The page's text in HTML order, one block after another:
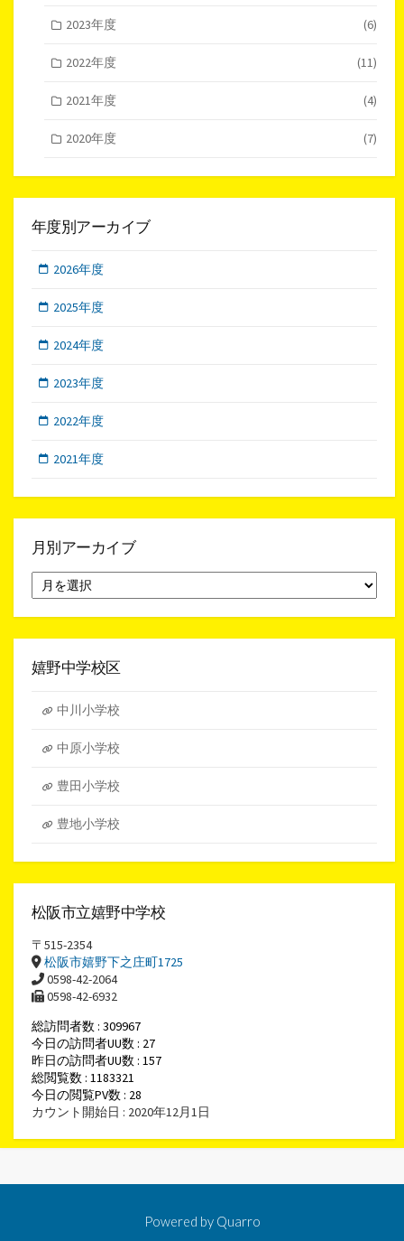
2023年度 (6)
2022年度 (11)
2021年度 (4)
2020年度 (7)
年度別アーカイブ
2026年度
2025年度
2024年度
2023年度
2022年度
2021年度
月別アーカイブ
別
ア
イ
嬉野中学校区
中川小学校
中原小学校
豊田小学校
豊地小学校
松阪市立嬉野中学校
〒515-2354
松阪市嬉野下之庄町1725
0598-42-2064
0598-42-6932
総訪問者数 : 309967
今日の訪問者UU数 : 27
昨日の訪問者UU数 : 157
総閲覧数 : 1183321
今日の閲覧PV数 : 28
カウント開始日 : 2020年12月1日
Powered by Quarro